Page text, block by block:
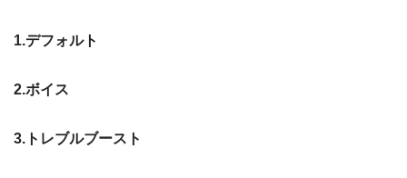
1.デフォルト
2.ボイス
3.トレブルブースト